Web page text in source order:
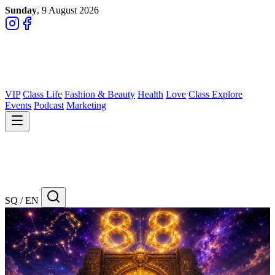
Sunday, 9 August 2026
VIP Class Life Fashion & Beauty Health Love Class Explore
Events Podcast Marketing
SQ / EN